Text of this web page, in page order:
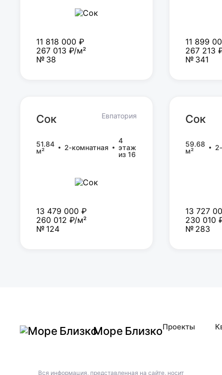
11 818 000 ₽
267 013 ₽/м²
№ 38
11 899
267 213
№ 341
Сок Евпатория
51.84
м²
2‑комнатная
4
этаж
из 16
13 479 000 ₽
260 012 ₽/м²
№ 124
Сок
59.68
м²
13 727
230 010
№ 283
Море БлизкоПроекты
Вся информация, представленная на сайте, носит